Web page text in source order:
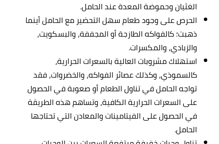
الغثيان وحموضة المعدة عند الحامل.
الحرص على وجود طعام سهل التحضير مع الحامل أينما
ذهبت؛ كالفواكه الطازجة أو المجففة، والبسكويت،
والزبادي، والمكسرات.
استهلاك مشروبات العالية بالسعرات الحرارية،
كالسموذي، وكذلك عصائر الفواكه، والخضروات، فقد
تواجه الحامل في تناول الطعام أو صعوبة في الحصول
على السعرات الحرارية الكافية، وتساهم هذه الطريقة
في الحصول على الفيتامينات والمعادن التي تحتاجها
الحامل.